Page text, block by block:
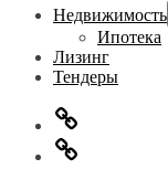
Недвижимость
Ипотека
Лизинг
Тендеры
Главная
Информация
для